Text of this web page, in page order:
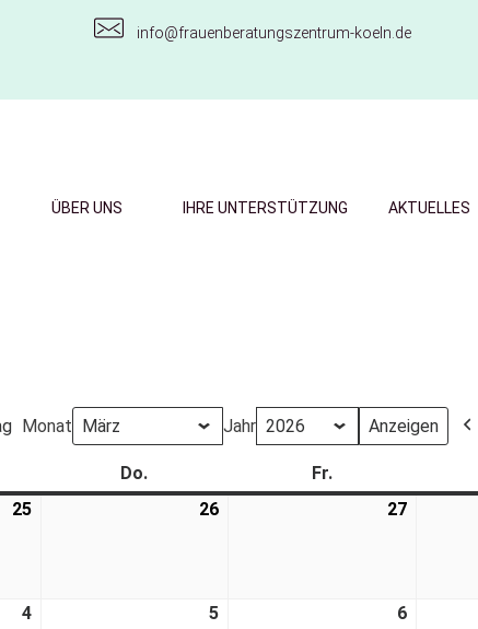
info@frauenberatungszentrum-koeln.de
ÜBER UNS IHRE UNTERSTÜTZUNG AKTUELLES
Monat Jahr
Do. Fr.
25 26 27
4 5 6